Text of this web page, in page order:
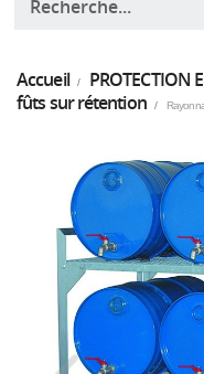
Accueil PROTECTION
fûts sur rétention